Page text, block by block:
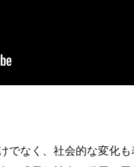
でなく、社会的な変化